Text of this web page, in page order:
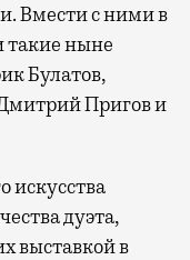
Вмести с ними в
такие ныне
Булатов,
Пригов и
искусства
дуэта,
выставкой в